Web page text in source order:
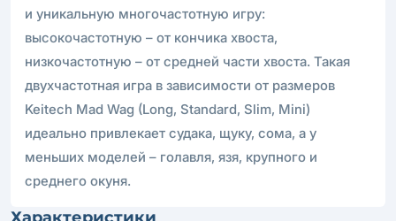
и уникальную многочастотную игру:
высокочастотную – от кончика хвоста,
низкочастотную – от средней части хвоста. Такая
двухчастотная игра в зависимости от размеров
Keitech Mad Wag (Long, Standard, Slim, Mini)
идеально привлекает судака, щуку, сома, а у
меньших моделей – голавля, язя, крупного и
среднего окуня.